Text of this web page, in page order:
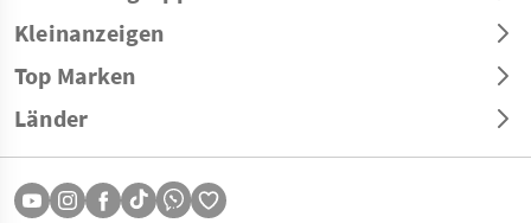
Kleinanzeigen
Top Marken
Länder